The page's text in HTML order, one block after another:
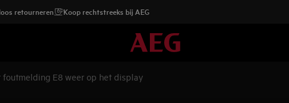
retourneren Koop rechtstreeks bij AEG
foutmelding E8 weer op het display